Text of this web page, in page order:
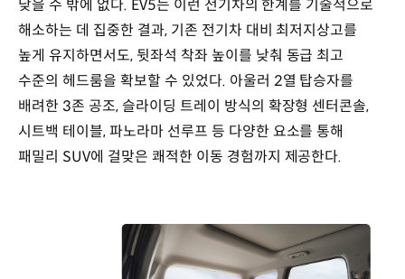
낮을 수 밖에 없다. EV5는 이런 전기차의 한계를 기술적으로
해소하는 데 집중한 결과, 기존 전기차 대비 최저지상고를
높게 유지하면서도, 뒷좌석 착좌 높이를 낮춰 동급 최고
수준의 헤드룸을 확보할 수 있었다. 아울러 2열 탑승자를
배려한 3존 공조, 슬라이딩 트레이 방식의 확장형 센터콘솔,
시트백 테이블, 파노라마 선루프 등 다양한 요소를 통해
패밀리 SUV에 걸맞은 쾌적한 이동 경험까지 제공한다.